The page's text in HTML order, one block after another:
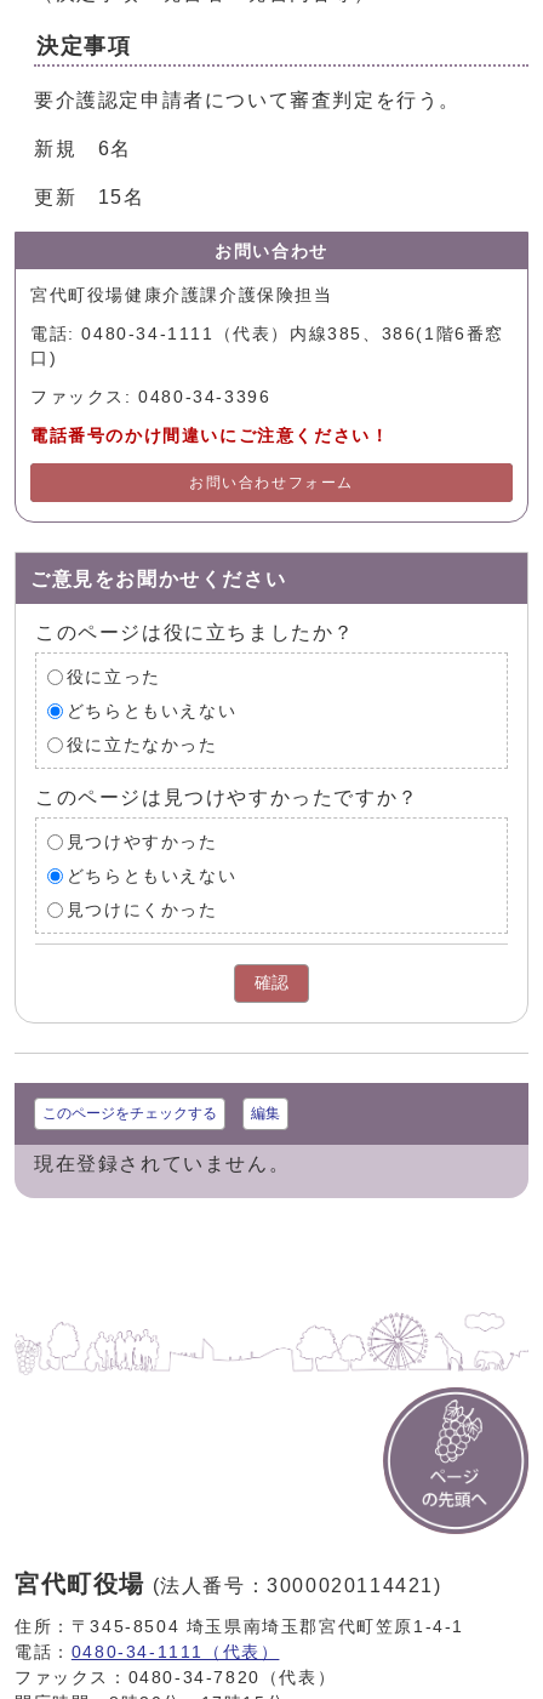
決定事項
要介護認定申請者について審査判定を行う。
新規 6名
更新 15名
お問い合わせ
宮代町役場健康介護課介護保険担当
電話: 0480-34-1111（代表）内線385、386(1階6番窓
口)
ファックス: 0480-34-3396
電話番号のかけ間違いにご注意ください！
お問い合わせフォーム
ご意見をお聞かせください
このページは役に立ちましたか？
役に立った
どちらともいえない
役に立たなかった
このページは見つけやすかったですか？
見つけやすかった
どちらともいえない
見つけにくかった
確認
このページをチェックする 編集
現在登録されていません。
宮代町役場 (法人番号：3000020114421)
住所：〒345-8504 埼玉県南埼玉郡宮代町笠原1-4-1
電話： 0480-34-1111（代表）
ファックス：0480-34-7820（代表）